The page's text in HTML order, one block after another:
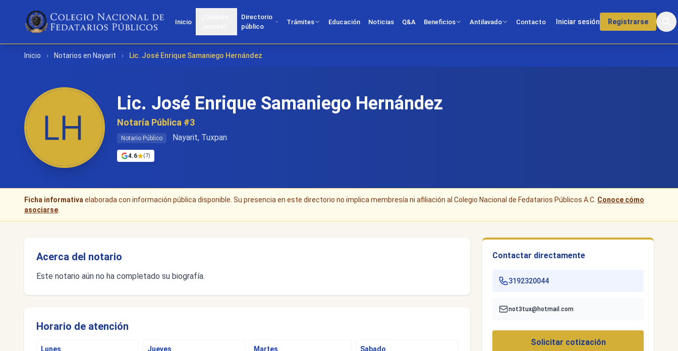
Inicio
Directorio
público
Trámites Educación Noticias Q&A Beneficios Antilavado Contacto Iniciar sesión Registrarse
Inicio › Notarios en Nayarit › Lic. José Enrique Samaniego Hernández
Lic. José Enrique Samaniego Hernández
Notaría Pública #3
Notario Público Nayarit, Tuxpan
4.6 (7)
Ficha informativa elaborada con información pública disponible. Su presencia en este directorio no implica membresía ni afiliación al Colegio Nacional de Fedatarios Públicos A.C. Conoce cómo
asociarse
Acerca del notario
Este notario aún no ha completado su biografía.
Horario de atención
Lunes
Jueves
Martes
Sabado
Contactar directamente
3192320044
not3tux@hotmail.com
Solicitar cotización